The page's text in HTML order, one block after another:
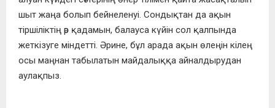
шыт жаңа болып бейнеленуі. Сондықтан да ақын
тіршіліктің әр қадамын, балауса күйін сол қалпында
жеткізуге міндетті. Әрине, бұл арада ақын өлеңін кілең
осы маңнан табылатын майдалыққа айналдырудан
аулақпыз.